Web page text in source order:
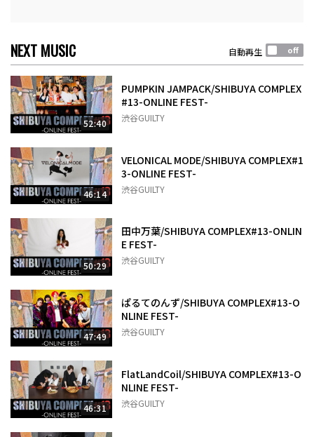
NEXT MUSIC 自動再生
52:40
PUMPKIN JAMPACK/SHIBUYA COMPLEX
#13-ONLINE FEST-
渋谷GUILTY
46:14
VELONICAL MODE/SHIBUYA COMPLEX#1
3-ONLINE FEST-
渋谷GUILTY
50:29
田中万葉/SHIBUYA COMPLEX#13-ONLIN
E FEST-
渋谷GUILTY
47:49
ぱるてのんず/SHIBUYA COMPLEX#13-O
NLINE FEST-
渋谷GUILTY
46:31
FlatLandCoil/SHIBUYA COMPLEX#13-O
NLINE FEST-
渋谷GUILTY